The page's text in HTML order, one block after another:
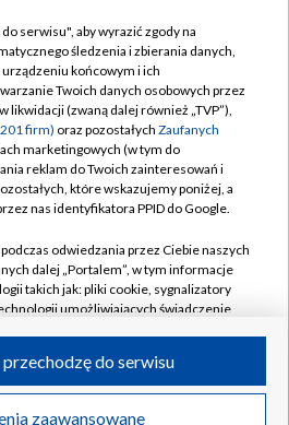
TVP
TVP
prywatności
Moje zgody
Pomoc
Kontakt
Kanały
Polska S.A. w likwidacji
serwisu", aby wyrazić zgody na
śledzenia i zbierania danych,
końcowym i ich
Twoich danych osobowych przez
likwidacji (zwaną dalej również „TVP”),
firm) oraz pozostałych Zaufanych
marketingowych (w tym do
reklam do Twoich zainteresowań i
które wskazujemy poniżej, a
nas identyfikatora PPID do Google.
odwiedzania przez Ciebie naszych
dalej „Portalem”, w tym informacje
takich jak: pliki cookie, sygnalizatory
umożliwiających świadczenie
odwiedzania przez Ciebie
zaawansowane
do serwisu